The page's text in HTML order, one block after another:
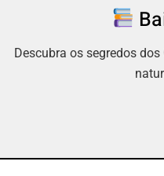
Descubra os segredos dos